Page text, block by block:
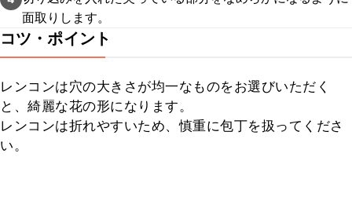
面取りします。
コツ・ポイント
レンコンは穴の大きさが均一なものをお選びいただく
と、綺麗な花の形になります。
レンコンは折れやすいため、慎重に包丁を扱ってくださ
い。